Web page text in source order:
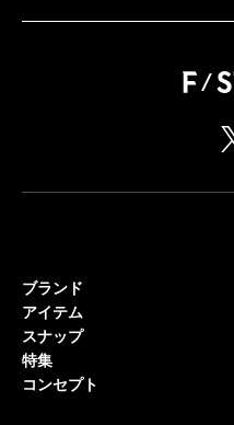
ブランド
アイテム
スナップ
特集
コンセプト